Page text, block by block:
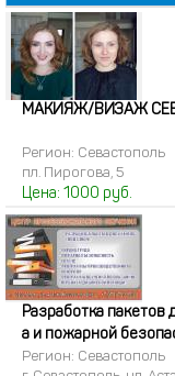
МАКИЯЖ/ВИЗАЖ
Регион: Севастополь
пл. Пирогова, 5
Цена: 1000 руб.
Разработка пакетов
а и пожарной
Регион: Севастополь